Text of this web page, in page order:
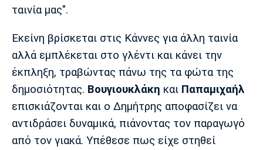
ταινία μας".
Εκείνη βρίσκεται στις Κάννες για άλλη ταινία
αλλά εμπλέκεται στο γλέντι και κάνει την
έκπληξη, τραβώντας πάνω της τα φώτα της
δημοσιότητας. Βουγιουκλάκη και Παπαμιχαήλ
επισκιάζονται και ο Δημήτρης αποφασίζει να
αντιδράσει δυναμικά, πιάνοντας τον παραγωγό
από τον γιακά. Υπέθεσε πως είχε στηθεί